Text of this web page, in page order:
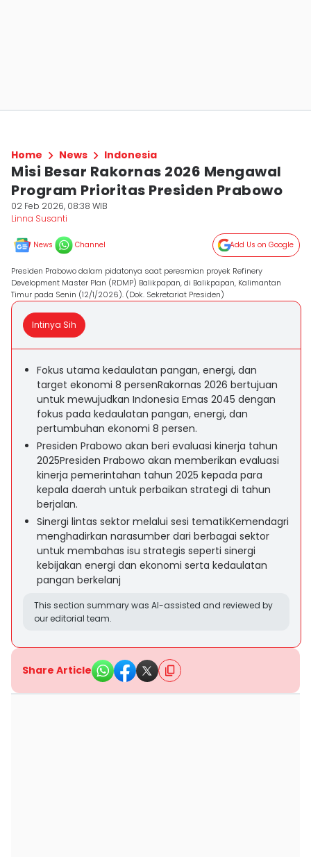
Home News Indonesia
Misi Besar Rakornas 2026 Mengawal
Program Prioritas Presiden Prabowo
02 Feb 2026, 08:38 WIB
Linna Susanti
News Channel Add Us on Google
Presiden Prabowo dalam pidatonya saat peresmian proyek Refinery
Development Master Plan (RDMP) Balikpapan, di Balikpapan, Kalimantan
Timur pada Senin (12/1/2026). (Dok. Sekretariat Presiden)
Intinya Sih
Fokus utama kedaulatan pangan, energi, dan
target ekonomi 8 persenRakornas 2026 bertujuan
untuk mewujudkan Indonesia Emas 2045 dengan
fokus pada kedaulatan pangan, energi, dan
pertumbuhan ekonomi 8 persen.
Presiden Prabowo akan beri evaluasi kinerja tahun
2025Presiden Prabowo akan memberikan evaluasi
kinerja pemerintahan tahun 2025 kepada para
kepala daerah untuk perbaikan strategi di tahun
berjalan.
Sinergi lintas sektor melalui sesi tematikKemendagri
menghadirkan narasumber dari berbagai sektor
untuk membahas isu strategis seperti sinergi
kebijakan energi dan ekonomi serta kedaulatan
pangan berkelanj
This section summary was AI-assisted and reviewed by
our editorial team.
Share Article